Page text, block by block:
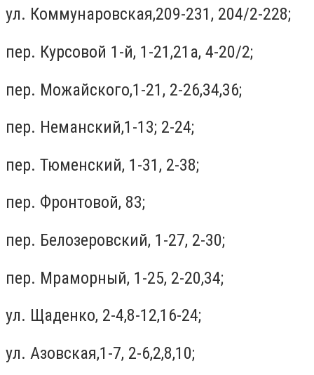
ул. Коммунаровская,209-231, 204/2-228;
пер. Курсовой 1-й, 1-21,21а, 4-20/2;
пер. Можайского,1-21, 2-26,34,36;
пер. Неманский,1-13; 2-24;
пер. Тюменский, 1-31, 2-38;
пер. Фронтовой, 83;
пер. Белозеровский, 1-27, 2-30;
пер. Мраморный, 1-25, 2-20,34;
ул. Щаденко, 2-4,8-12,16-24;
ул. Азовская,1-7, 2-6,2,8,10;